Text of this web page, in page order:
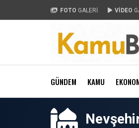
FOTO GALERİ VİDEO
GÜNDEM KAMU